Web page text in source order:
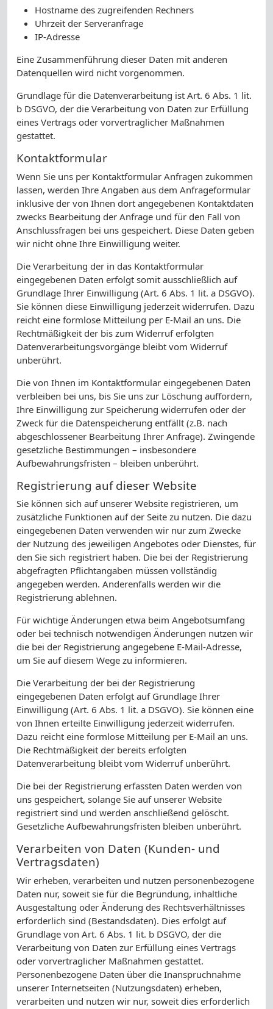
Hostname des zugreifenden Rechners
Uhrzeit der Serveranfrage
IP-Adresse
Eine Zusammenführung dieser Daten mit anderen
Datenquellen wird nicht vorgenommen.
Grundlage für die Datenverarbeitung ist Art. 6 Abs. 1 lit.
b DSGVO, der die Verarbeitung von Daten zur Erfüllung
eines Vertrags oder vorvertraglicher Maßnahmen
gestattet.
Kontaktformular
Wenn Sie uns per Kontaktformular Anfragen zukommen
lassen, werden Ihre Angaben aus dem Anfrageformular
inklusive der von Ihnen dort angegebenen Kontaktdaten
zwecks Bearbeitung der Anfrage und für den Fall von
Anschlussfragen bei uns gespeichert. Diese Daten geben
wir nicht ohne Ihre Einwilligung weiter.
Die Verarbeitung der in das Kontaktformular
eingegebenen Daten erfolgt somit ausschließlich auf
Grundlage Ihrer Einwilligung (Art. 6 Abs. 1 lit. a DSGVO).
Sie können diese Einwilligung jederzeit widerrufen. Dazu
reicht eine formlose Mitteilung per E-Mail an uns. Die
Rechtmäßigkeit der bis zum Widerruf erfolgten
Datenverarbeitungsvorgänge bleibt vom Widerruf
unberührt.
Die von Ihnen im Kontaktformular eingegebenen Daten
verbleiben bei uns, bis Sie uns zur Löschung auffordern,
Ihre Einwilligung zur Speicherung widerrufen oder der
Zweck für die Datenspeicherung entfällt (z.B. nach
abgeschlossener Bearbeitung Ihrer Anfrage). Zwingende
gesetzliche Bestimmungen – insbesondere
Aufbewahrungsfristen – bleiben unberührt.
Registrierung auf dieser Website
Sie können sich auf unserer Website registrieren, um
zusätzliche Funktionen auf der Seite zu nutzen. Die dazu
eingegebenen Daten verwenden wir nur zum Zwecke
der Nutzung des jeweiligen Angebotes oder Dienstes, für
den Sie sich registriert haben. Die bei der Registrierung
abgefragten Pflichtangaben müssen vollständig
angegeben werden. Anderenfalls werden wir die
Registrierung ablehnen.
Für wichtige Änderungen etwa beim Angebotsumfang
oder bei technisch notwendigen Änderungen nutzen wir
die bei der Registrierung angegebene E-Mail-Adresse,
um Sie auf diesem Wege zu informieren.
Die Verarbeitung der bei der Registrierung
eingegebenen Daten erfolgt auf Grundlage Ihrer
Einwilligung (Art. 6 Abs. 1 lit. a DSGVO). Sie können eine
von Ihnen erteilte Einwilligung jederzeit widerrufen.
Dazu reicht eine formlose Mitteilung per E-Mail an uns.
Die Rechtmäßigkeit der bereits erfolgten
Datenverarbeitung bleibt vom Widerruf unberührt.
Die bei der Registrierung erfassten Daten werden von
uns gespeichert, solange Sie auf unserer Website
registriert sind und werden anschließend gelöscht.
Gesetzliche Aufbewahrungsfristen bleiben unberührt.
Verarbeiten von Daten (Kunden- und
Vertragsdaten)
Wir erheben, verarbeiten und nutzen personenbezogene
Daten nur, soweit sie für die Begründung, inhaltliche
Ausgestaltung oder Änderung des Rechtsverhältnisses
erforderlich sind (Bestandsdaten). Dies erfolgt auf
Grundlage von Art. 6 Abs. 1 lit. b DSGVO, der die
Verarbeitung von Daten zur Erfüllung eines Vertrags
oder vorvertraglicher Maßnahmen gestattet.
Personenbezogene Daten über die Inanspruchnahme
unserer Internetseiten (Nutzungsdaten) erheben,
verarbeiten und nutzen wir nur, soweit dies erforderlich